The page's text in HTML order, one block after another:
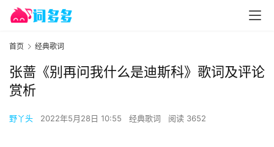
首页 经典歌词
张蔷《别再问我什么是迪斯科》歌词及评论
赏析
野丫头 2022年5月28日 10:55 经典歌词 阅读 3652